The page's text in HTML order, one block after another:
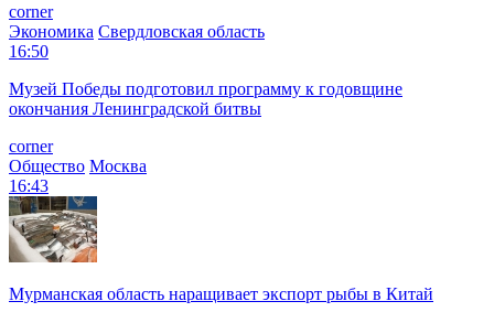
corner
Экономика Свердловская область
16:50
Музей Победы подготовил программу к годовщине
окончания Ленинградской битвы
corner
Общество Москва
16:43
Мурманская область наращивает экспорт рыбы в Китай